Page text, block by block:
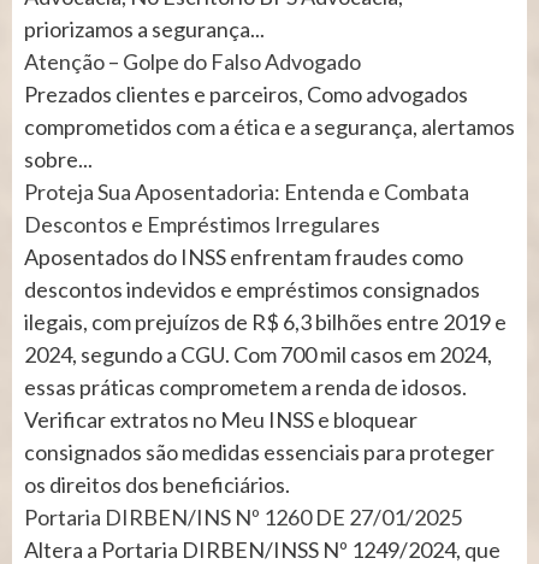
priorizamos a segurança...
Atenção – Golpe do Falso Advogado
Prezados clientes e parceiros, Como advogados
comprometidos com a ética e a segurança, alertamos
sobre...
Proteja Sua Aposentadoria: Entenda e Combata
Descontos e Empréstimos Irregulares
Aposentados do INSS enfrentam fraudes como
descontos indevidos e empréstimos consignados
ilegais, com prejuízos de R$ 6,3 bilhões entre 2019 e
2024, segundo a CGU. Com 700 mil casos em 2024,
essas práticas comprometem a renda de idosos.
Verificar extratos no Meu INSS e bloquear
consignados são medidas essenciais para proteger
os direitos dos beneficiários.
Portaria DIRBEN/INS Nº 1260 DE 27/01/2025
Altera a Portaria DIRBEN/INSS Nº 1249/2024, que